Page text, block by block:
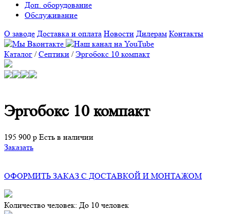
Доп. оборудование
Обслуживание
О заводе Доставка и оплата Новости Дилерам Контакты
Каталог /Септики /Эргобокс 10 компакт
Эргобокс 10 компакт
195 900 р Есть в наличии
Заказать
ОФОРМИТЬ ЗАКАЗ С ДОСТАВКОЙ И МОНТАЖОМ
Количество человек: До 10 человек